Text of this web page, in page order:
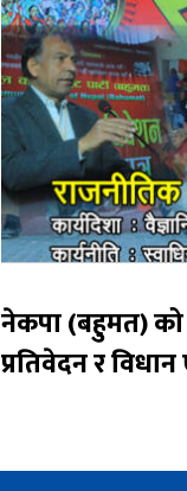
नेकपा (बहुमत)
प्रतिवेदन र